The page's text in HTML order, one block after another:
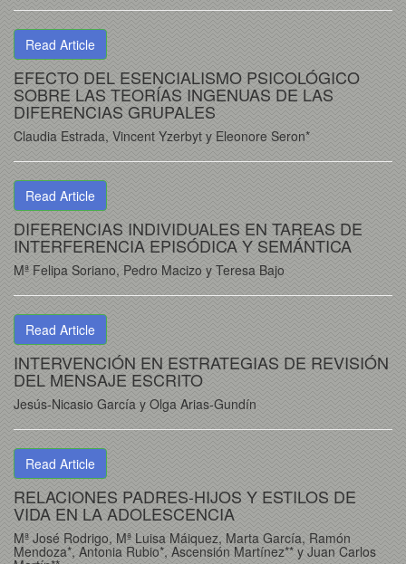
Read Article
EFECTO DEL ESENCIALISMO PSICOLÓGICO
SOBRE LAS TEORÍAS INGENUAS DE LAS
DIFERENCIAS GRUPALES
Claudia Estrada, Vincent Yzerbyt y Eleonore Seron*
Read Article
DIFERENCIAS INDIVIDUALES EN TAREAS DE
INTERFERENCIA EPISÓDICA Y SEMÁNTICA
Mª Felipa Soriano, Pedro Macizo y Teresa Bajo
Read Article
INTERVENCIÓN EN ESTRATEGIAS DE REVISIÓN
DEL MENSAJE ESCRITO
Jesús-Nicasio García y Olga Arias-Gundín
Read Article
RELACIONES PADRES-HIJOS Y ESTILOS DE
VIDA EN LA ADOLESCENCIA
Mª José Rodrigo, Mª Luisa Máiquez, Marta García, Ramón
Mendoza*, Antonia Rubio*, Ascensión Martínez** y Juan Carlos